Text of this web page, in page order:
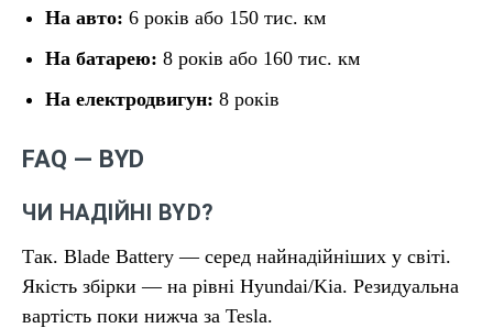
На авто: 6 років або 150 тис. км
На батарею: 8 років або 160 тис. км
На електродвигун: 8 років
FAQ — BYD
ЧИ НАДІЙНІ BYD?
Так. Blade Battery — серед найнадійніших у світі.
Якість збірки — на рівні Hyundai/Kia. Резидуальна
вартість поки нижча за Tesla.